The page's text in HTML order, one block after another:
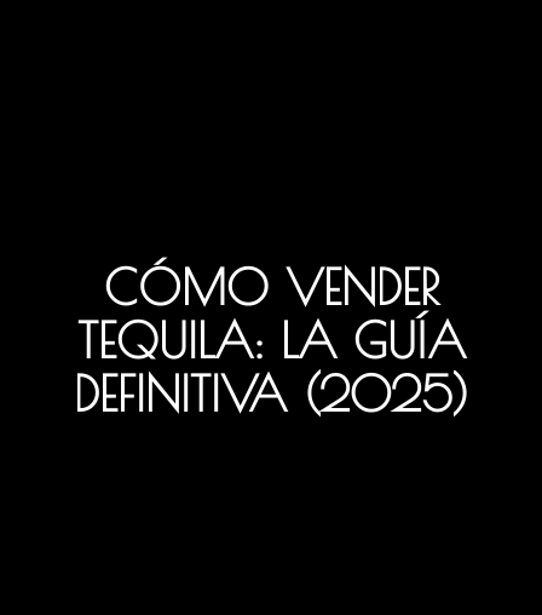
CÓMO VENDER
TEQUILA: LA GUÍA
DEFINITIVA (2025)